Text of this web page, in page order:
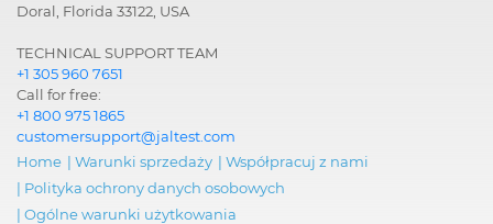
Doral, Florida 33122, USA
TECHNICAL SUPPORT TEAM
+1 305 960 7651
Call for free:
+1 800 975 1865
customersupport@jaltest.com
Home | Warunki sprzedaży | Współpracuj z nami
| Polityka ochrony danych osobowych
| Ogólne warunki użytkowania